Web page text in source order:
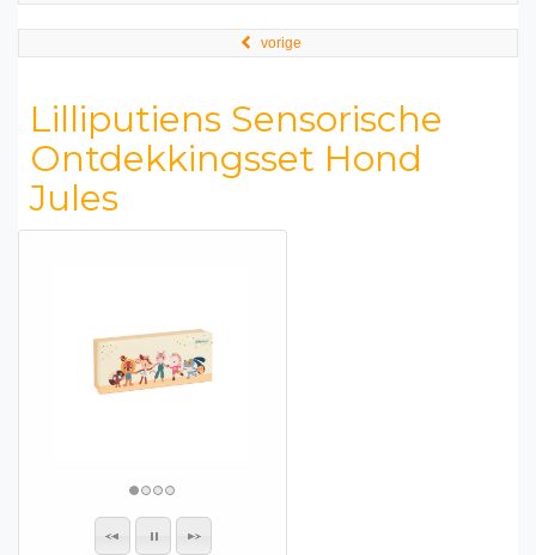
vorige
Lilliputiens Sensorische
Ontdekkingsset Hond
Jules